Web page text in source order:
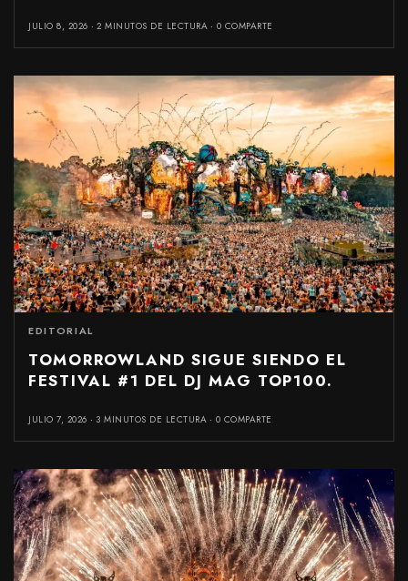
JULIO 8, 2026 2 MINUTOS DE LECTURA 0 COMPARTE
EDITORIAL
TOMORROWLAND SIGUE SIENDO EL
FESTIVAL #1 DEL DJ MAG TOP100.
JULIO 7, 2026 3 MINUTOS DE LECTURA 0 COMPARTE